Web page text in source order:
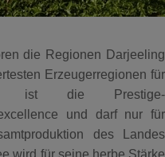
die Regionen Darjeeling
Erzeugerregionen für
ist die Prestige-
und darf nur für
des Landes
wird für seine herbe Stärke